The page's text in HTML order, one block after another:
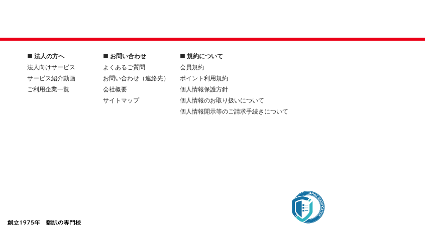
■ 法人の方へ
法人向けサービス
サービス紹介動画
ご利用企業一覧
■ お問い合わせ
よくあるご質問
お問い合わせ（連絡先）
会社概要
サイトマップ
■ 規約について
会員規約
ポイント利用規約
個人情報保護方針
個人情報のお取り扱いについて
個人情報開示等のご請求手続きについて